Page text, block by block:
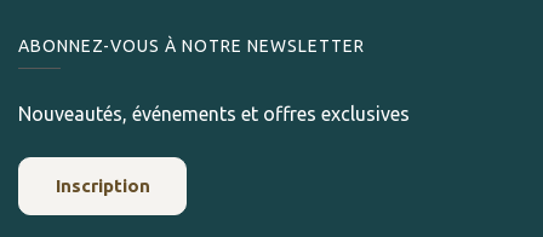
ABONNEZ-VOUS À NOTRE NEWSLETTER
Nouveautés, événements et offres exclusives
Inscription